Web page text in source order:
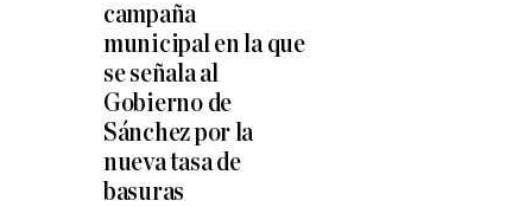
campaña
municipal en la que
se señala al
Gobierno de
Sánchez por la
nueva tasa de
basuras